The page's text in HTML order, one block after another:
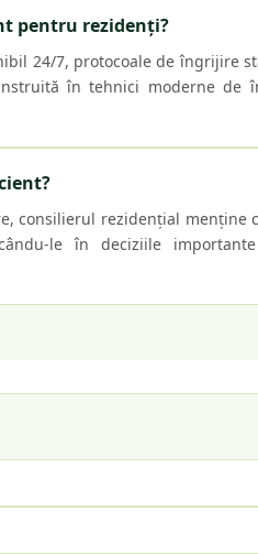
pentru rezidenți?
24/7, protocoale de îngrijire
în tehnici moderne de
consilierul rezidențial menține
le în deciziile